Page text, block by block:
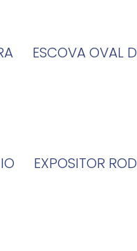
ESCOVA OVAL
EXPOSITOR